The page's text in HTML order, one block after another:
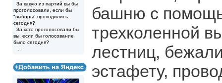
За какую из партий вы бы
проголосовали, если бы
"выборы" проводились
сегодня?
За кого проголосовали бы
вы, если бы голосование
было сегодня?
башню с
трехколенной
лестниц,
эстафету,